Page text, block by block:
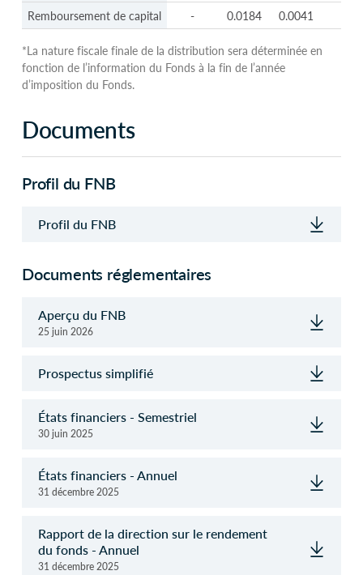
Remboursement de capital - 0.0184 0.0041
*La nature fiscale finale de la distribution sera déterminée en
fonction de l’information du Fonds à la fin de l’année
d’imposition du Fonds.
Documents
Profil du FNB
Profil du FNB
Documents réglementaires
Aperçu du FNB
25 juin 2026
Prospectus simplifié
États financiers - Semestriel
30 juin 2025
États financiers - Annuel
31 décembre 2025
Rapport de la direction sur le rendement
du fonds - Annuel
31 décembre 2025